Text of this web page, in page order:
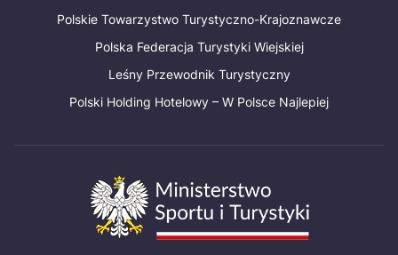
Polskie Towarzystwo Turystyczno-Krajoznawcze
Polska Federacja Turystyki Wiejskiej
Leśny Przewodnik Turystyczny
Polski Holding Hotelowy – W Polsce Najlepiej